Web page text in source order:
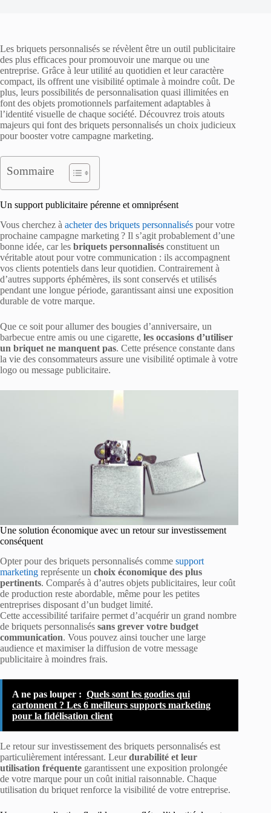
Les briquets personnalisés se révèlent être un outil publicitaire
des plus efficaces pour promouvoir une marque ou une
entreprise. Grâce à leur utilité au quotidien et leur caractère
compact, ils offrent une visibilité optimale à moindre coût. De
plus, leurs possibilités de personnalisation quasi illimitées en
font des objets promotionnels parfaitement adaptables à
l’identité visuelle de chaque société. Découvrez trois atouts
majeurs qui font des briquets personnalisés un choix judicieux
pour booster votre campagne marketing.
Sommaire
Un support publicitaire pérenne et omniprésent
Vous cherchez à acheter des briquets personnalisés pour votre
prochaine campagne marketing ? Il s’agit probablement d’une
bonne idée, car les briquets personnalisés constituent un
véritable atout pour votre communication : ils accompagnent
vos clients potentiels dans leur quotidien. Contrairement à
d’autres supports éphémères, ils sont conservés et utilisés
pendant une longue période, garantissant ainsi une exposition
durable de votre marque.
Que ce soit pour allumer des bougies d’anniversaire, un
barbecue entre amis ou une cigarette, les occasions d’utiliser
un briquet ne manquent pas. Cette présence constante dans
la vie des consommateurs assure une visibilité optimale à votre
logo ou message publicitaire.
Une solution économique avec un retour sur investissement
conséquent
Opter pour des briquets personnalisés comme support
marketing représente un choix économique des plus
pertinents. Comparés à d’autres objets publicitaires, leur coût
de production reste abordable, même pour les petites
entreprises disposant d’un budget limité.
Cette accessibilité tarifaire permet d’acquérir un grand nombre
de briquets personnalisés sans grever votre budget
communication. Vous pouvez ainsi toucher une large
audience et maximiser la diffusion de votre message
publicitaire à moindres frais.
A ne pas louper : Quels sont les goodies qui
cartonnent ? Les 6 meilleurs supports marketing
pour la fidélisation client
Le retour sur investissement des briquets personnalisés est
particulièrement intéressant. Leurdurabilité et leur
utilisation fréquente garantissent une exposition prolongée
de votre marque pour un coût initial raisonnable. Chaque
utilisation du briquet renforce la visibilité de votre entreprise.